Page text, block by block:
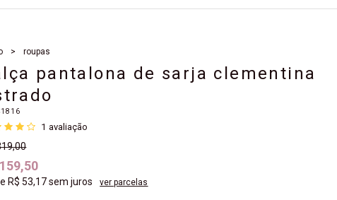
roupas
pantalona de sarja clementina
1 avaliação
R$ 53,17sem juros ver parcelas